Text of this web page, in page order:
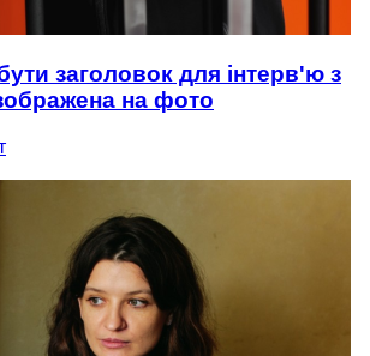
заголовок для інтерв'ю з
на фото